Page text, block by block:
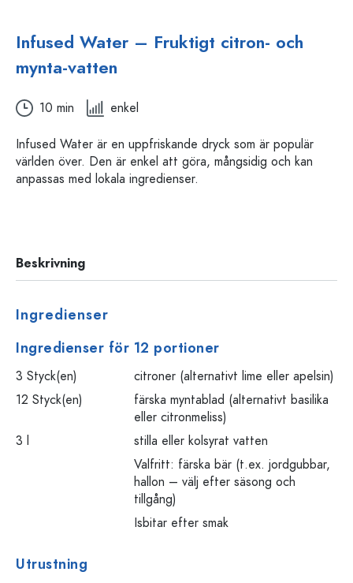
Infused Water – Fruktigt citron- och
mynta-vatten
10 min enkel
Infused Water är en uppfriskande dryck som är populär
världen över. Den är enkel att göra, mångsidig och kan
anpassas med lokala ingredienser.
Beskrivning
Ingredienser
Ingredienser för 12 portioner
3 Styck(en)
citroner (alternativt lime eller apelsin)
12 Styck(en)
färska myntablad (alternativt basilika
eller citronmeliss)
3 l
stilla eller kolsyrat vatten
Valfritt: färska bär (t.ex. jordgubbar,
hallon – välj efter säsong och
tillgång)
Isbitar efter smak
Utrustning